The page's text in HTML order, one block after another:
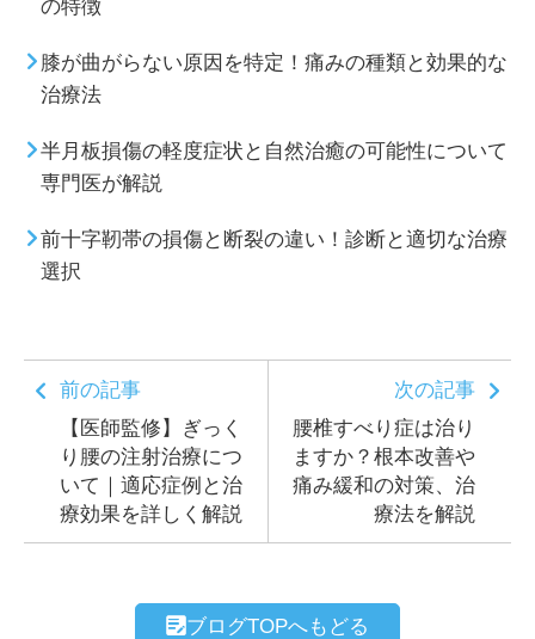
の特徴
膝が曲がらない原因を特定！痛みの種類と効果的な
治療法
半月板損傷の軽度症状と自然治癒の可能性について
専門医が解説
前十字靭帯の損傷と断裂の違い！診断と適切な治療
選択
前の記事
【医師監修】ぎっく
り腰の注射治療につ
いて｜適応症例と治
療効果を詳しく解説
次の記事
腰椎すべり症は治り
ますか？根本改善や
痛み緩和の対策、治
療法を解説
ブログTOPへもどる